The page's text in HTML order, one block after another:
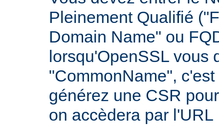
Pleinement Qualifié
Domain Name" ou
lorsqu'OpenSSL vous
"CommonName",
générez une CSR
on accèdera par l'URL